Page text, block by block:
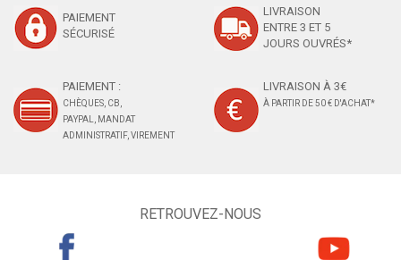
PAIEMENT
SÉCURISÉ
LIVRAISON
ENTRE 3 ET 5
JOURS OUVRÉS*
PAIEMENT :
CHÈQUES, CB,
PAYPAL, MANDAT
ADMINISTRATIF, VIREMENT
LIVRAISON À 3€
À PARTIR DE 50 € D'ACHAT*
RETROUVEZ-NOUS